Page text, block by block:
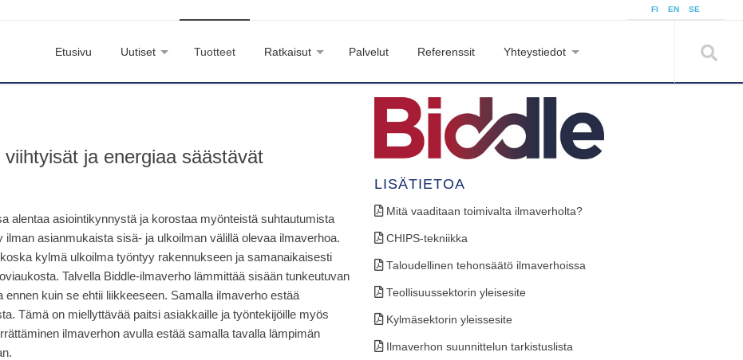
FI EN SE
Etusivu Uutiset Tuotteet Ratkaisut Palvelut Referenssit Yhteystiedot
ja energiaa säästävät
alentaa asiointikynnystä ja korostaa myönteistä suhtautumista
asianmukaista sisä- ja ulkoilman välillä olevaa ilmaverhoa.
kylmä ulkoilma työntyy rakennukseen ja samanaikaisesti
Talvella Biddle-ilmaverho lämmittää sisään tunkeutuvan
kuin se ehtii liikkeeseen. Samalla ilmaverho estää
Tämä on miellyttävää paitsi asiakkaille ja työntekijöille myös
ilmaverhon avulla estää samalla tavalla lämpimän
LISÄTIETOA
Mitä vaaditaan toimivalta ilmaverholta?
CHIPS-tekniikka
Taloudellinen tehonsäätö ilmaverhoissa
Teollisuussektorin yleisesite
Kylmäsektorin yleissesite
Ilmaverhon suunnittelun tarkistuslista